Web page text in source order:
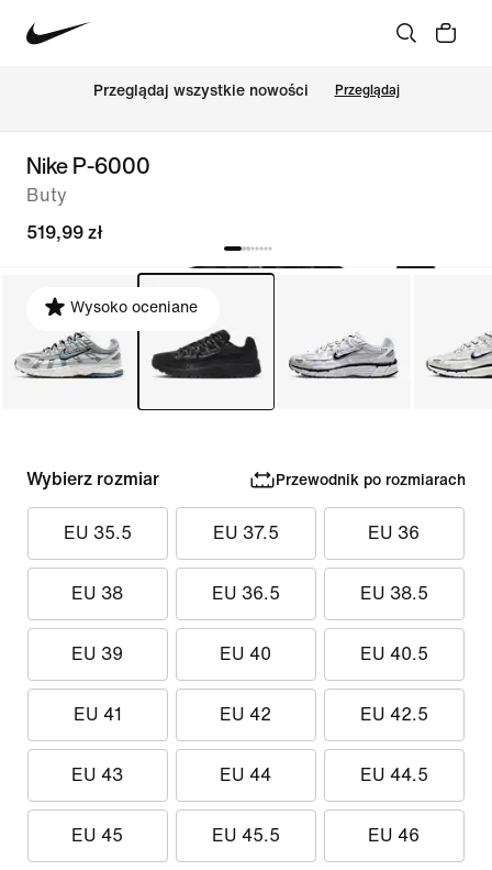
Przeglądaj wszystkie nowości Przeglądaj
Nike P-6000
Buty
519,99 zł
Wysoko oceniane
Wybierz rozmiar Przewodnik po rozmiarach
EU 35.5 EU 37.5 EU 36
EU 38 EU 36.5 EU 38.5
EU 39 EU 40 EU 40.5
EU 41 EU 42 EU 42.5
EU 43 EU 44 EU 44.5
EU 45 EU 45.5 EU 46